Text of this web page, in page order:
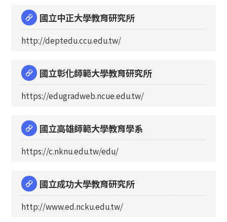
國立中正大學教育研究所
http://deptedu.ccu.edu.tw/
國立彰化師範大學教育研究所
https://edugradweb.ncue.edu.tw/
國立高雄師範大學教育學系
https://c.nknu.edu.tw/edu/
國立成功大學教育研究所
http://www.ed.ncku.edu.tw/